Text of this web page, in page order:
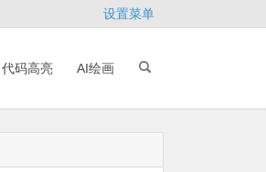
设置菜单
代码高亮 AI绘画